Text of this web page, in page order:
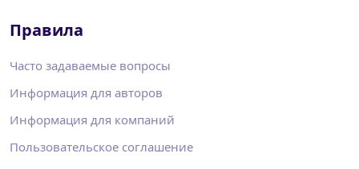
Правила
Часто задаваемые вопросы
Информация для авторов
Информация для компаний
Пользовательское соглашение